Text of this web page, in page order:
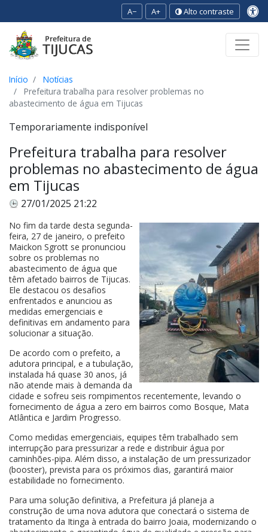
A− A+ Alto contraste
Início
Notícias
Prefeitura trabalha para resolver problemas no
abastecimento de água em Tijucas
Temporariamente indisponível
Prefeitura trabalha para resolver
problemas no abastecimento de água
em Tijucas
27/01/2025 21:22
No fim da tarde desta segunda-
feira, 27 de janeiro, o prefeito
Maickon Sgrott se pronunciou
sobre os problemas no
abastecimento de água que
têm afetado bairros de Tijucas.
Ele destacou os desafios
enfrentados e anunciou as
medidas emergenciais e
definitivas em andamento para
solucionar a situação.
De acordo com o prefeito, a
adutora principal, e a tubulação,
instalada há quase 30 anos, já
não atende mais à demanda da
cidade e sofreu seis rompimentos recentemente, levando o
fornecimento de água a zero em bairros como Bosque, Mata
Atlântica e Jardim Progresso.
Como medidas emergenciais, equipes têm trabalhado sem
interrupção para pressurizar a rede e distribuir água por
caminhões-pipa. Além disso, a instalação de um pressurizador
(booster), prevista para os próximos dias, garantirá maior
estabilidade no fornecimento.
Para uma solução definitiva, a Prefeitura já planeja a
construção de uma nova adutora que conectará o sistema de
tratamento da Itinga à entrada do bairro Joaia, modernizando o